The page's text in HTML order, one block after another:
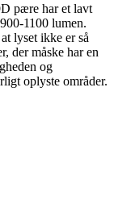
pære har et lavt
1100 lumen.
lyset ikke er så
der måske har en
og
oplyste områder.